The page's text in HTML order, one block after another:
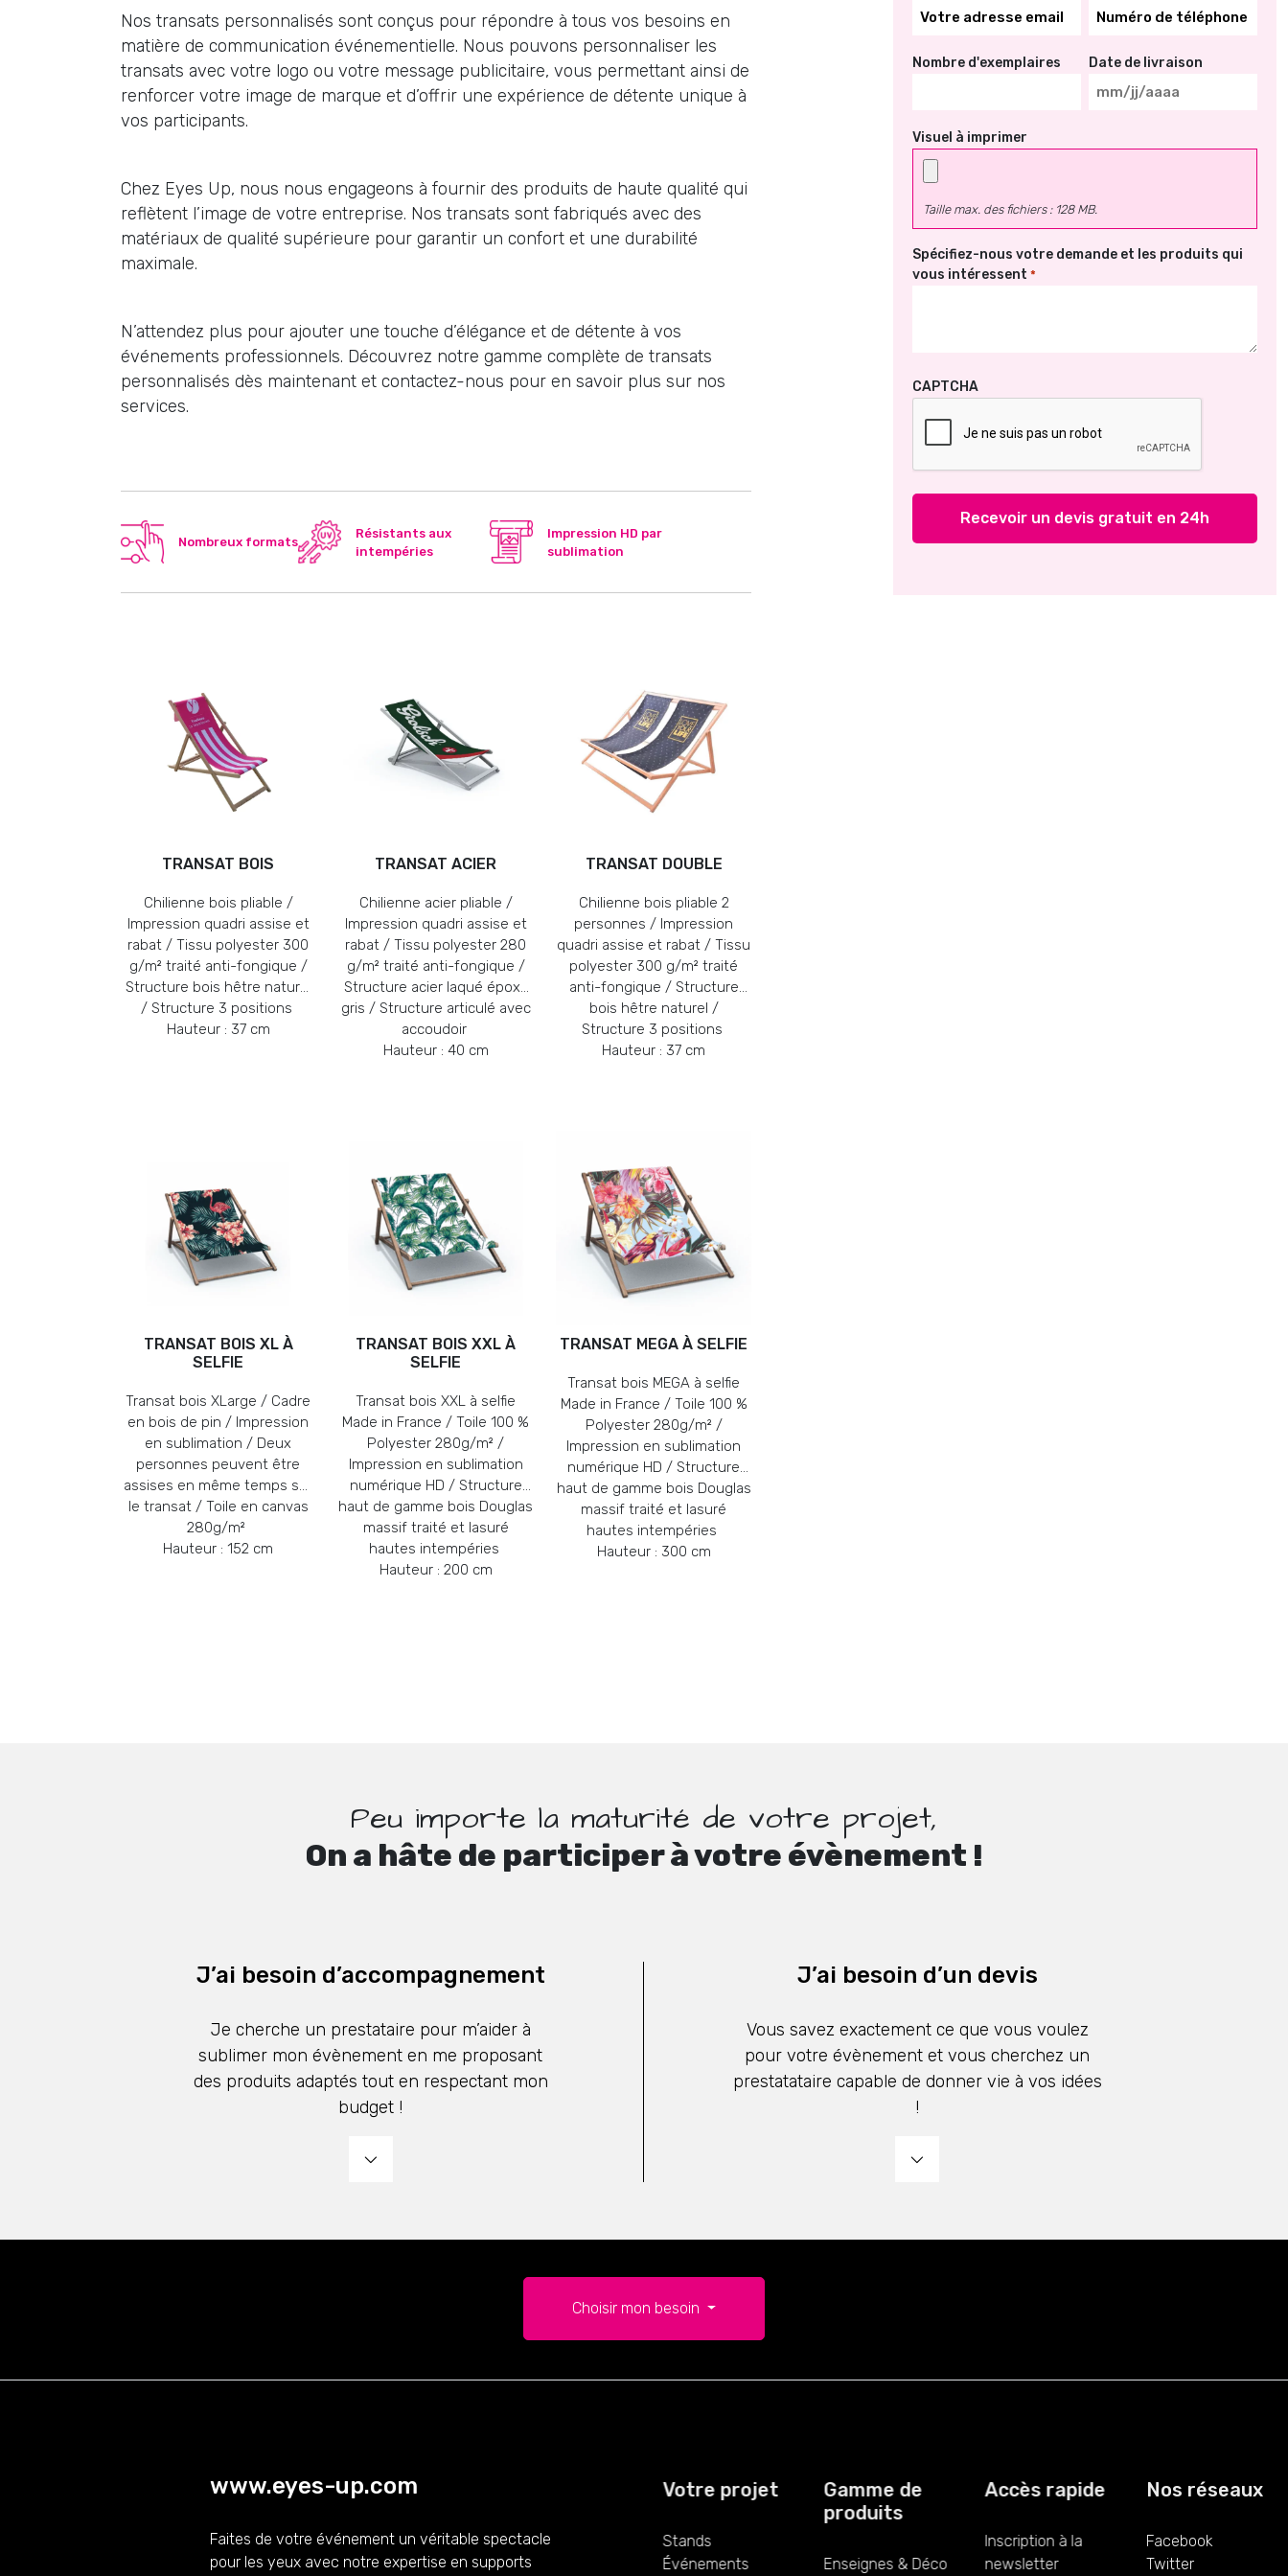
*
Nombre d'exemplaires Date de livraison
MM
JJ
Visuel à imprimer
Taille max. des fichiers : 128 MB.
Spécifiez-nous votre demande et les produits qui
vous intéressent *
CAPTCHA
Nos transats personnalisés sont conçus pour répondre à tous vos besoins en
matière de communication événementielle. Nous pouvons personnaliser les
transats avec votre logo ou votre message publicitaire, vous permettant ainsi de
renforcer votre image de marque et d’offrir une expérience de détente unique à
vos participants.
Chez Eyes Up, nous nous engageons à fournir des produits de haute qualité qui
reflètent l’image de votre entreprise. Nos transats sont fabriqués avec des
matériaux de qualité supérieure pour garantir un confort et une durabilité
maximale.
N’attendez plus pour ajouter une touche d’élégance et de détente à vos
événements professionnels. Découvrez notre gamme complète de transats
personnalisés dès maintenant et contactez-nous pour en savoir plus sur nos
services.
Nombreux formats
Résistants aux
intempéries
Impression HD par
sublimation
TRANSAT BOIS
Chilienne bois pliable /
Impression quadri assise et
rabat / Tissu polyester 300
g/m² traité anti-fongique /
Structure bois hêtre naturel
/ Structure 3 positions
Hauteur : 37 cm
TRANSAT ACIER
Chilienne acier pliable /
Impression quadri assise et
rabat / Tissu polyester 280
g/m² traité anti-fongique /
Structure acier laqué époxy
gris / Structure articulé avec
accoudoir
Hauteur : 40 cm
TRANSAT DOUBLE
Chilienne bois pliable 2
personnes / Impression
quadri assise et rabat / Tissu
polyester 300 g/m² traité
anti-fongique / Structure
bois hêtre naturel /
Structure 3 positions
Hauteur : 37 cm
TRANSAT BOIS XL À
SELFIE
Transat bois XLarge / Cadre
en bois de pin / Impression
en sublimation / Deux
personnes peuvent être
assises en même temps sur
le transat / Toile en canvas
280g/m²
Hauteur : 152 cm
TRANSAT BOIS XXL À
SELFIE
Transat bois XXL à selfie
Made in France / Toile 100 %
Polyester 280g/m² /
Impression en sublimation
numérique HD / Structure
haut de gamme bois Douglas
massif traité et lasuré
hautes intempéries
Hauteur : 200 cm
TRANSAT MEGA À SELFIE
Transat bois MEGA à selfie
Made in France / Toile 100 %
Polyester 280g/m² /
Impression en sublimation
numérique HD / Structure
haut de gamme bois Douglas
massif traité et lasuré
hautes intempéries
Hauteur : 300 cm
Peu importe la maturité de votre projet,
On a hâte de participer à votre évènement !
J’ai besoin d’accompagnement
Je cherche un prestataire pour m’aider à
sublimer mon évènement en me proposant
des produits adaptés tout en respectant mon
budget !
J’ai besoin d’un devis
Vous savez exactement ce que vous voulez
pour votre évènement et vous cherchez un
prestatataire capable de donner vie à vos idées
!
Choisir mon besoin
www.eyes-up.com
Faites de votre événement un véritable spectacle
pour les yeux avec notre expertise en supports
Votre projet
Stands
Événements
Gamme de
produits
Enseignes & Déco
Accès rapide
Inscription à la
newsletter
Nos réseaux
Facebook
Twitter